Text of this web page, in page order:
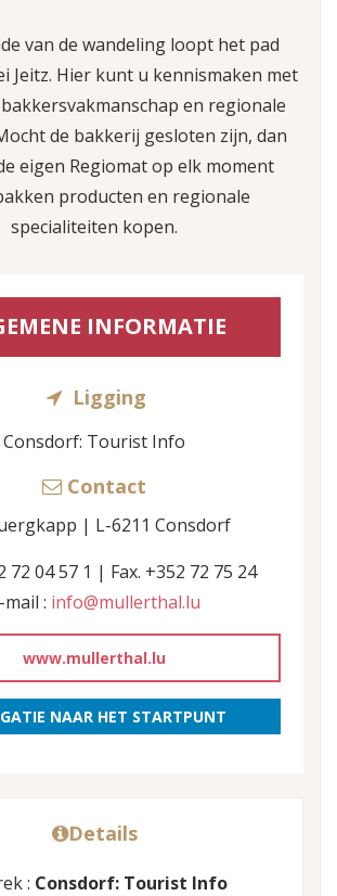
van de wandeling loopt het pad
Jeitz. Hier kunt u kennismaken met
en regionale
de bakkerij gesloten zijn, dan
eigen Regiomat op elk moment
producten en regionale
specialiteiten kopen.
INFORMATIE
Ligging
Consdorf: Tourist Info
Contact
| L-6211 Consdorf
72 04 57 1 | Fax. +352 72 75 24
mail : info@mullerthal.lu
www.mullerthal.lu
NAAR HET STARTPUNT
Details
: Consdorf: Tourist Info